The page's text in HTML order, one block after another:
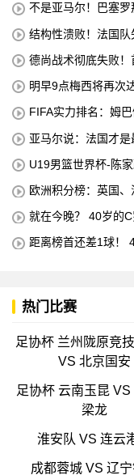
不是亚马尔！巴塞
结构性溃败！法国队
德尚战术彻底失败
明早9点梅西将再次
FIFA实力排名：姆
亚马尔说：法国才
U19男篮世界杯-陈
欧洲积分榜：英国
就在今晚？ 40岁的
距离榜首还差1球！
热门比赛
足协杯 兰州陇原竞
VS 北京国安
足协杯 云南玉昆 VS
梁龙
淮安队 VS 连云
成都蓉城 VS 辽宁